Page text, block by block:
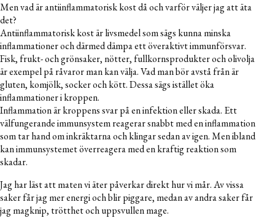
Men vad är antiinflammatorisk kost då och varför väljer jag att äta
det?
Antiinflammatorisk kost är livsmedel som sägs kunna minska
inflammationer och därmed dämpa ett överaktivt immunförsvar.
Fisk, frukt- och grönsaker, nötter, fullkornsprodukter och olivolja
är exempel på råvaror man kan välja. Vad man bör avstå från är
gluten, komjölk, socker och kött. Dessa sägs istället öka
inflammationer i kroppen.
Inflammation är kroppens svar på en infektion eller skada. Ett
välfungerande immunsystem reagerar snabbt med en inflammation
som tar hand om inkräktarna och klingar sedan av igen. Men ibland
kan immunsystemet överreagera med en kraftig reaktion som
skadar.
Jag har läst att maten vi äter påverkar direkt hur vi mår. Av vissa
saker får jag mer energi och blir piggare, medan av andra saker får
jag magknip, trötthet och uppsvullen mage.